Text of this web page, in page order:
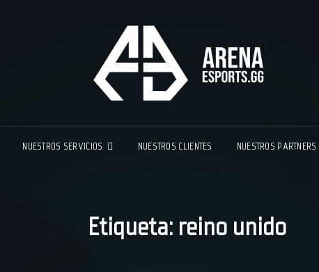
NUESTROS SERVICIOS NUESTROS CLIENTES NUESTROS PARTNERS
Etiqueta: reino unido